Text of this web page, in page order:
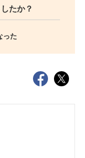
たか？
った